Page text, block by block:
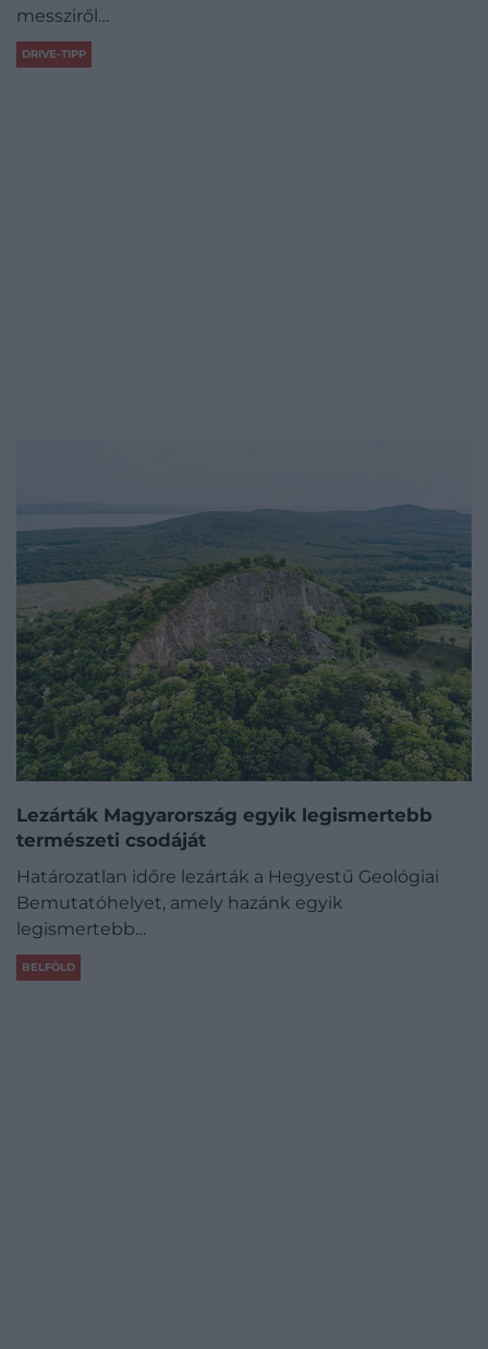
messziről…
DRIVE-TIPP
Lezárták Magyarország egyik legismertebb
természeti csodáját
Határozatlan időre lezárták a Hegyestű Geológiai
Bemutatóhelyet, amely hazánk egyik
legismertebb…
BELFÖLD